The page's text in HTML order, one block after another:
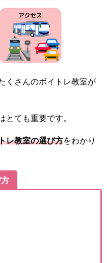
くさんのボイトレ教室が
とても重要です。
レ教室の選び方をわかり